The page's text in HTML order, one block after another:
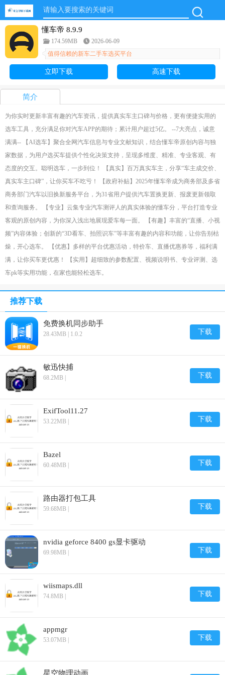
懂车帝 8.9.9
174.59MB
2026-06-09
值得信赖的新车二手车选买平台
立即下载 高速下载
简介
为你实时更新丰富有趣的汽车资讯，提供真实车主口碑与价格，更有便捷实用的
选车工具，充分满足你对汽车APP的期待；累计用户超过5亿。 --7大亮点，诚意
满满-- 【AI选车】聚合全网汽车信息与专业文献知识，结合懂车帝原创内容与独
家数据，为用户选买车提供个性化决策支持，呈现多维度、精准、专业客观、有
态度的交互。聪明选车，一步到位！ 【真实】百万真实车主，分享“车主成交价、
真实车主口碑”，让你买车不吃亏！ 【政府补贴】2025年懂车帝成为商务部及多省
商务部门汽车以旧换新服务平台，为31省用户提供汽车置换更新、报废更新领取
和查询服务。 【专业】云集专业汽车测评人的真实体验的懂车分，平台打造专业
客观的原创内容，为你深入浅出地展现爱车每一面。 【有趣】丰富的“直播、小视
频”内容体验；创新的“3D看车、拍照识车”等丰富有趣的内容和功能，让你告别枯
燥，开心选车。 【优惠】多样的平台优惠活动，特价车、直播优惠券等，福利满
满，让你买车更优惠！ 【实用】超细致的参数配置、视频说明书、专业评测、选
车pk等实用功能，在家也能轻松选车。
推荐下载
免费换机同步助手
28.43MB | 1.0.2 下载
敏迅快捕
68.2MB | 下载
ExifTool11.27
53.22MB | 下载
Bazel
60.48MB | 下载
路由器打包工具
59.68MB | 下载
nvidia geforce 8400 gs显卡驱动
69.98MB | 下载
wiismaps.dll
74.8MB | 下载
appmgr
53.07MB | 下载
星空物理动画